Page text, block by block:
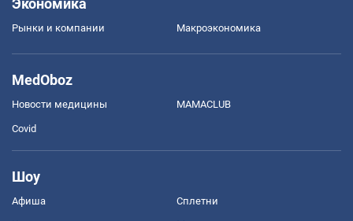
Рынки и компании Mакроэкономика
MedOboz
Новости медицины MAMACLUB
Covid
Шоу
Афиша Сплетни